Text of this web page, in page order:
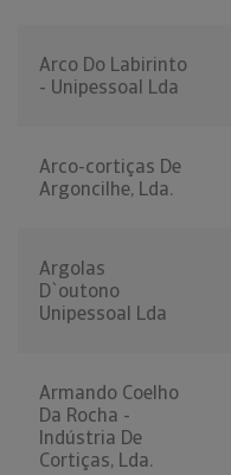
Arco Do Labirinto
- Unipessoal Lda
Arco-cortiças De
Argoncilhe, Lda.
Argolas
D`outono
Unipessoal Lda
Armando Coelho
Da Rocha -
Indústria De
Cortiças, Lda.